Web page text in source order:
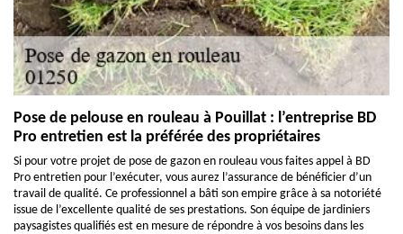
Pose de pelouse en rouleau à Pouillat : l’entreprise BD
Pro entretien est la préférée des propriétaires
Si pour votre projet de pose de gazon en rouleau vous faites appel à BD
Pro entretien pour l’exécuter, vous aurez l’assurance de bénéficier d’un
travail de qualité. Ce professionnel a bâti son empire grâce à sa notoriété
issue de l’excellente qualité de ses prestations. Son équipe de jardiniers
paysagistes qualifiés est en mesure de répondre à vos besoins dans les